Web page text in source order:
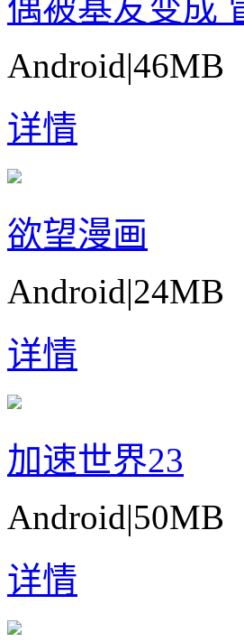
偶被基友变成
Android|46MB
详情
欲望漫画
Android|24MB
详情
加速世界23
Android|50MB
详情